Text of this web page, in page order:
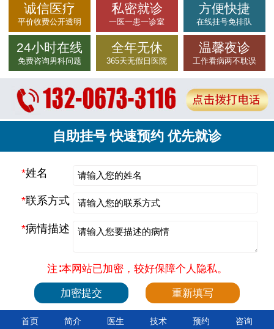
诚信医疗
平价收费公开透明
私密就诊
一医一患一诊室
方便快捷
在线挂号免排队
24小时在线
免费咨询男科问题
全年无休
365天无假日医院
温馨夜诊
工作看病两不耽误
自助挂号 快速预约 优先就诊
*姓名
*联系方式
*病情描述
注∶本网站已加密，较好保障个人隐私。
首页 简介 医生 技术 预约 咨询